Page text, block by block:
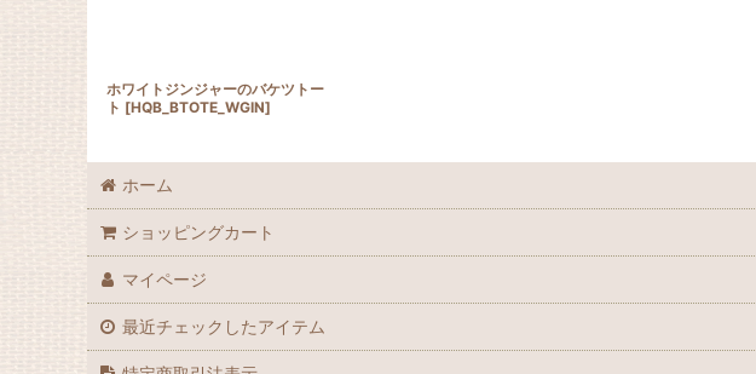
ホワイトジンジャーのバケツトー
ト [HQB_BTOTE_WGIN]
ホーム
ショッピングカート
マイページ
最近チェックしたアイテム